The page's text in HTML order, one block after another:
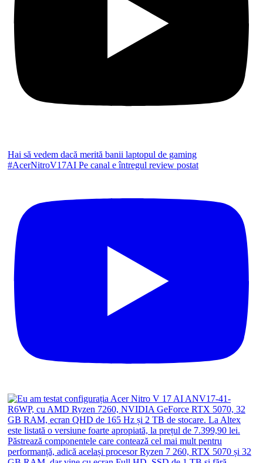
Hai să vedem dacă merită banii laptopul de gaming
#AcerNitroV17AI Pe canal e întregul review postat